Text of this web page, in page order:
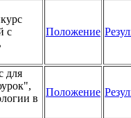
с
Положение
для
в
Положение